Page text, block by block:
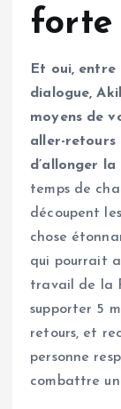
forte
Et oui, entre
dialogue,
moyens de
aller-retours
d’allonger
temps de
découpent
chose
qui pourrait
travail de la
supporter 5
retours, et
personne
combattre un